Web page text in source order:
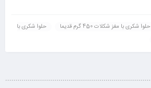
حلوا شکری با مغز شکلات 450 گرم قدیما
حلوا شکری با